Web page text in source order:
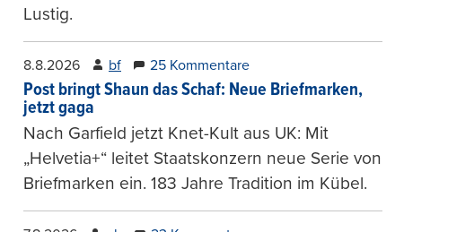
Lustig.
8.8.2026 bf 25 Kommentare
Post bringt Shaun das Schaf: Neue Briefmarken,
jetzt gaga
Nach Garfield jetzt Knet-Kult aus UK: Mit
„Helvetia+“ leitet Staatskonzern neue Serie von
Briefmarken ein. 183 Jahre Tradition im Kübel.